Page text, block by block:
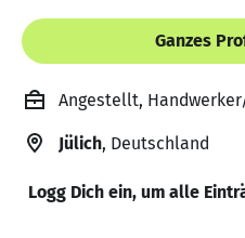
Ganzes
Angestellt,
Jülich, Deutschland
Logg Dich ein, um alle